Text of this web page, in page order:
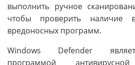
выполнить ручное
чтобы проверить наличие
вредоносных программ.
Windows Defender
программой